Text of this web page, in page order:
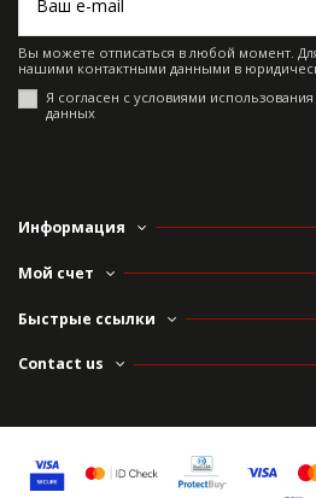
Вы можете отписаться в любой момент.
нашими контактными данными в
Я согласен с условиями
данных
Информация
Мой счет
Быстрые ссылки
Contact us